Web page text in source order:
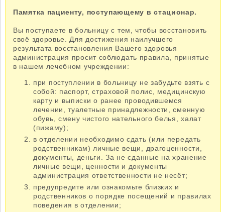
Памятка пациенту, поступающему в стационар.
Вы поступаете в больницу с тем, чтобы восстановить
своё здоровье. Для достижения наилучшего
результата восстановления Вашего здоровья
администрация просит соблюдать правила, принятые
в нашем лечебном учреждении:
при поступлении в больницу не забудьте взять с
собой: паспорт, страховой полис, медицинскую
карту и выписки о ранее проводившемся
лечении, туалетные принадлежности, сменную
обувь, смену чистого нательного белья, халат
(пижаму);
в отделении необходимо сдать (или передать
родственникам) личные вещи, драгоценности,
документы, деньги. За не сданные на хранение
личные вещи, ценности и документы
администрация ответственности не несёт;
предупредите или ознакомьте близких и
родственников о порядке посещений и правилах
поведения в отделении;